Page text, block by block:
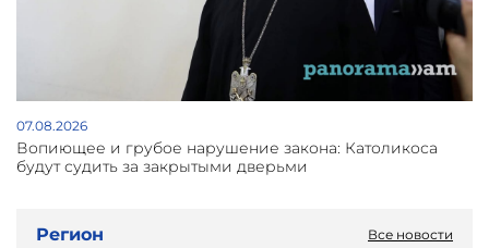
07.08.2026
Вопиющее и грубое нарушение закона: Католикоса
будут судить за закрытыми дверьми
Регион Все новости